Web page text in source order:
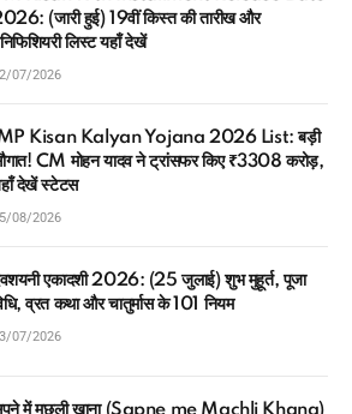
(जारी हुई) 19वीं किस्त की तारीख और
लिस्ट यहाँ देखें
07/2026
Kisan Kalyan Yojana 2026 List: बड़ी
CM मोहन यादव ने ट्रांसफर किए ₹3308 करोड़,
देखें स्टेटस
08/2026
एकादशी 2026: (25 जुलाई) शुभ मुहूर्त, पूजा
व्रत कथा और चातुर्मास के 101 नियम
07/2026
में मछली खाना (Sapne me Machli Khana)